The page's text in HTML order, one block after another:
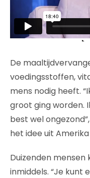
De
voedingsstoffen,
mens nodig heeft.
groot ging worden.
best wel
het idee uit
Duizenden
inmiddels. “Je kunt